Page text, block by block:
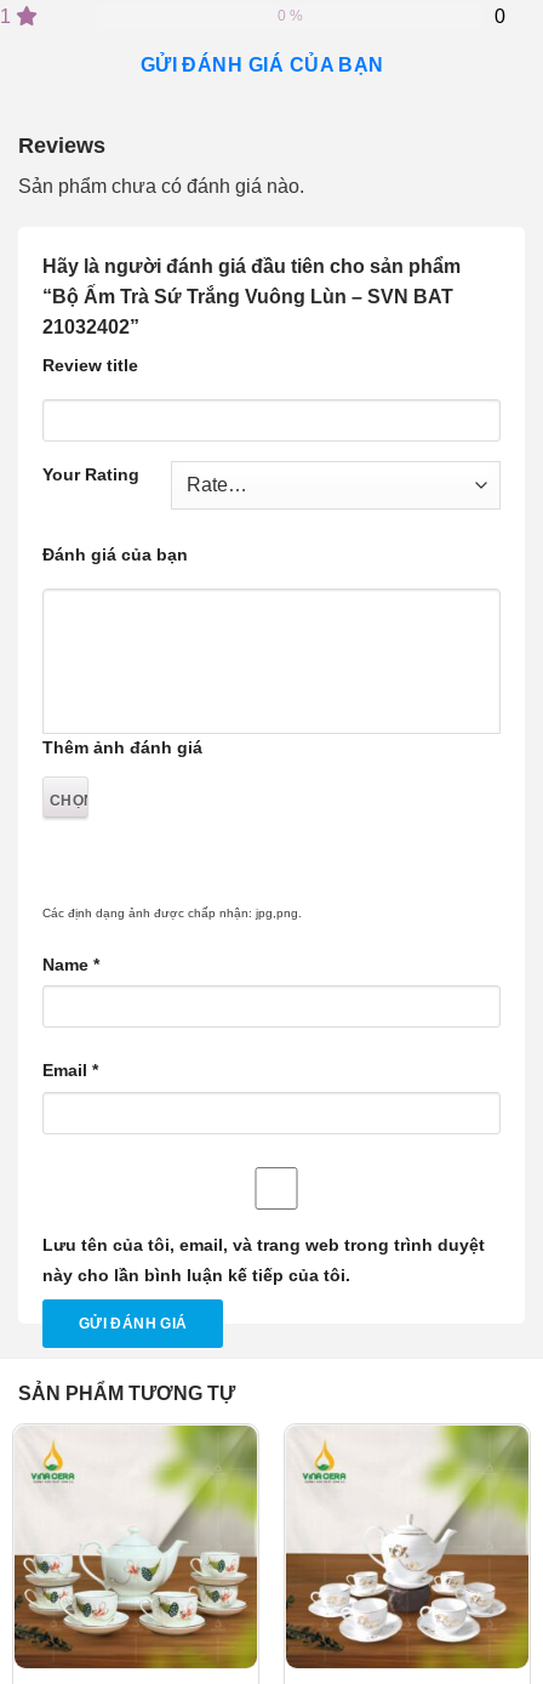
1 0
0 %
GỬI ĐÁNH GIÁ CỦA BẠN
Reviews
Sản phẩm chưa có đánh giá nào.
Hãy là người đánh giá đầu tiên cho sản phẩm
“Bộ Ấm Trà Sứ Trắng Vuông Lùn – SVN BAT
21032402”
Review title
Your Rating
Đánh giá của bạn
Thêm ảnh đánh giá
Các định dạng ảnh được chấp nhận: jpg,png.
Name *
Email *
Lưu tên của tôi, email, và trang web trong trình duyệt
này cho lần bình luận kế tiếp của tôi.
SẢN PHẨM TƯƠNG TỰ